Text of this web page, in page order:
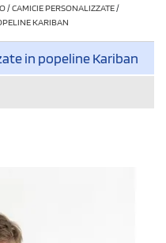
/CAMICIE PERSONALIZZATE/
KARIBAN
in popeline Kariban